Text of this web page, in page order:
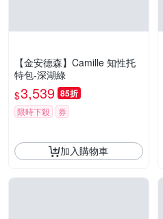
【金安德森】Camille 知性托
特包-深湖綠
$3,539 85折
限時下殺 券
加入購物車